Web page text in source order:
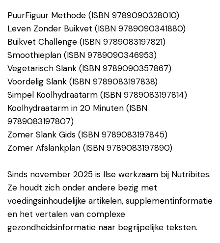
PuurFiguur Methode (ISBN 9789090328010)
Leven Zonder Buikvet (ISBN 9789090341880)
Buikvet Challenge (ISBN 9789083197821)
Smoothieplan (ISBN 9789090346953)
Vegetarisch Slank (ISBN 9789090357867)
Voordelig Slank (ISBN 9789083197838)
Simpel Koolhydraatarm (ISBN 9789083197814)
Koolhydraatarm in 20 Minuten (ISBN
9789083197807)
Zomer Slank Gids (ISBN 9789083197845)
Zomer Afslankplan (ISBN 9789083197890)
Sinds november 2025 is Ilse werkzaam bij Nutribites.
Ze houdt zich onder andere bezig met
voedingsinhoudelijke artikelen, supplementinformatie
en het vertalen van complexe
gezondheidsinformatie naar begrijpelijke teksten.